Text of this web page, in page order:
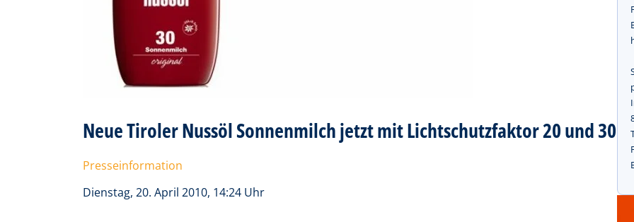
Neue Tiroler Nussöl Sonnenmilch jetzt mit Lichtschutzfaktor 20 und 30
Presseinformation
Dienstag, 20. April 2010, 14:24 Uhr